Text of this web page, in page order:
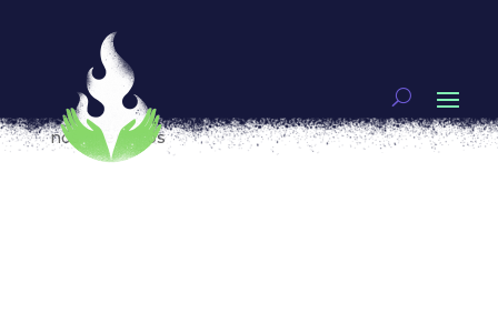
Derechos reproductivos. Agenda para el nuevo
gobierno
porFernanda Muñoz
Vivas
nos queremos